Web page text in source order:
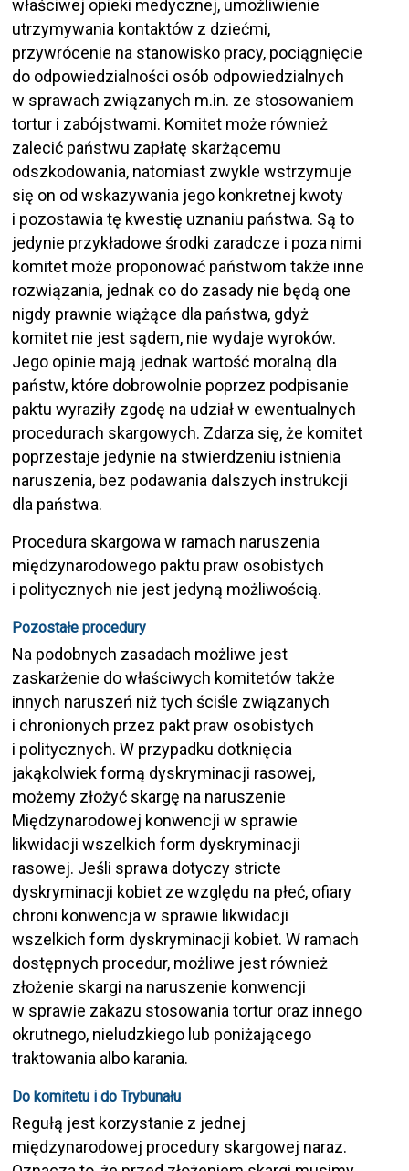
właściwej opieki medycznej, umożliwienie
utrzymywania kontaktów z dziećmi,
przywrócenie na stanowisko pracy, pociągnięcie
do odpowiedzialności osób odpowiedzialnych
w sprawach związanych m.in. ze stosowaniem
tortur i zabójstwami. Komitet może również
zalecić państwu zapłatę skarżącemu
odszkodowania, natomiast zwykle wstrzymuje
się on od wskazywania jego konkretnej kwoty
i pozostawia tę kwestię uznaniu państwa. Są to
jedynie przykładowe środki zaradcze i poza nimi
komitet może proponować państwom także inne
rozwiązania, jednak co do zasady nie będą one
nigdy prawnie wiążące dla państwa, gdyż
komitet nie jest sądem, nie wydaje wyroków.
Jego opinie mają jednak wartość moralną dla
państw, które dobrowolnie poprzez podpisanie
paktu wyraziły zgodę na udział w ewentualnych
procedurach skargowych. Zdarza się, że komitet
poprzestaje jedynie na stwierdzeniu istnienia
naruszenia, bez podawania dalszych instrukcji
dla państwa.
Procedura skargowa w ramach naruszenia
międzynarodowego paktu praw osobistych
i politycznych nie jest jedyną możliwością.
Pozostałe procedury
Na podobnych zasadach możliwe jest
zaskarżenie do właściwych komitetów także
innych naruszeń niż tych ściśle związanych
i chronionych przez pakt praw osobistych
i politycznych. W przypadku dotknięcia
jakąkolwiek formą dyskryminacji rasowej,
możemy złożyć skargę na naruszenie
Międzynarodowej konwencji w sprawie
likwidacji wszelkich form dyskryminacji
rasowej. Jeśli sprawa dotyczy stricte
dyskryminacji kobiet ze względu na płeć, ofiary
chroni konwencja w sprawie likwidacji
wszelkich form dyskryminacji kobiet. W ramach
dostępnych procedur, możliwe jest również
złożenie skargi na naruszenie konwencji
w sprawie zakazu stosowania tortur oraz innego
okrutnego, nieludzkiego lub poniżającego
traktowania albo karania.
Do komitetu i do Trybunału
Regułą jest korzystanie z jednej
międzynarodowej procedury skargowej naraz.